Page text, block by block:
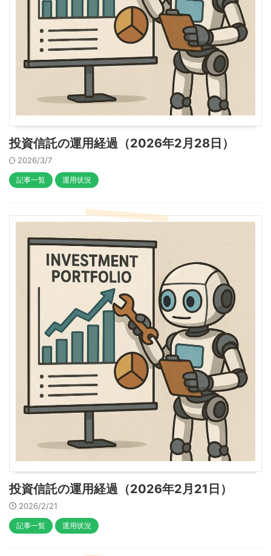
投資信託の運用経過（2026年2月28日）
2026/3/7
記事一覧 運用状況
投資信託の運用経過（2026年2月21日）
2026/2/21
記事一覧 運用状況